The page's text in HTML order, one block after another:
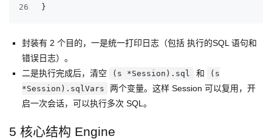
26
}
封装有 2 个目的，一是统一打印日志（包括 执行的SQL 语句和
错误日志）。
二是执行完成后，清空
(s *Session).sql 和
(s
*Session).sqlVars
两个变量。这样 Session 可以复用，开
启一次会话，可以执行多次 SQL。
5 核心结构 Engine